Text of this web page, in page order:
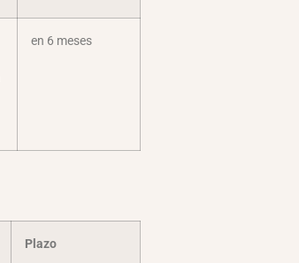
en 6 meses
Plazo